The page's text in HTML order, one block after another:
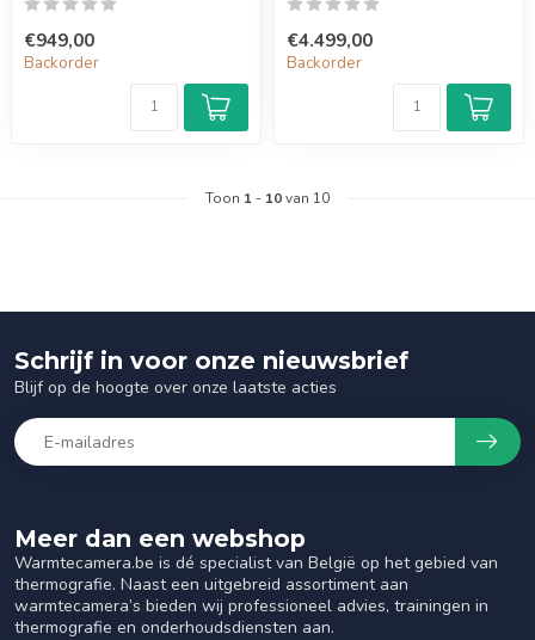
€949,00
Backorder
€4.499,00
Backorder
Toon 1 - 10van 10
Meer dan een webshop
Warmtecamera.be is dé specialist van België op het gebied van
thermografie. Naast een uitgebreid assortiment aan
warmtecamera’s bieden wij professioneel advies, trainingen in
thermografie en onderhoudsdiensten aan.
Schrijf in voor onze nieuwsbrief
Blijf op de hoogte over onze laatste acties